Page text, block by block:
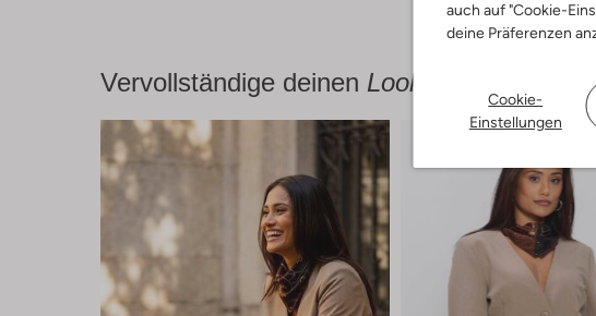
auch auf "Cookie-
deine Präferenzen
Cookie-
Einstellungen
Vervollständige deinen Look